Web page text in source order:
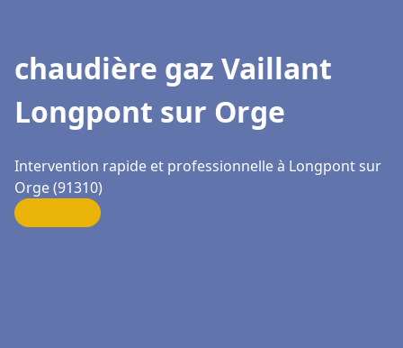
chaudière gaz Vaillant
Longpont sur Orge
Intervention rapide et professionnelle à Longpont sur
Orge (91310)